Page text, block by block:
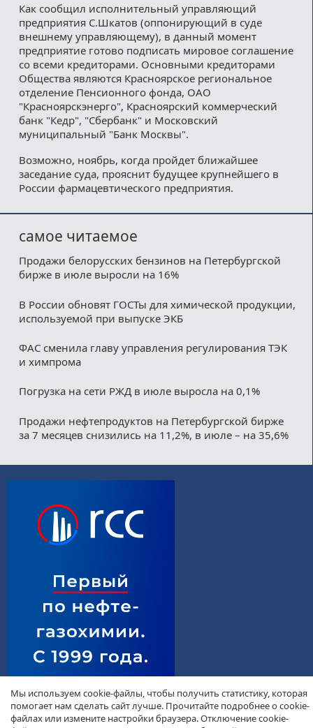
Как сообщил исполнительный управляющий
предприятия С.Шкатов (оппонирующий в суде
внешнему управляющему), в данный момент
предприятие готово подписать мировое соглашение
со всеми кредиторами. Основными кредиторами
Общества являются Красноярское региональное
отделение Пенсионного фонда, ОАО
"Красноярскэнерго", Красноярский коммерческий
банк "Кедр", "Сбербанк" и Московский
муниципальный "Банк Москвы".
Возможно, ноябрь, когда пройдет ближайшее
заседание суда, прояснит будущее крупнейшего в
России фармацевтического предприятия.
самое читаемое
Продажи белорусских бензинов на Петербургской
бирже в июле выросли на 16%
В России обновят ГОСТы для химической продукции,
используемой при выпуске ЭКБ
ФАС сменила главу управления регулирования ТЭК
и химпрома
Погрузка на сети РЖД в июле выросла на 0,1%
Продажи нефтепродуктов на Петербургской бирже
за 7 месяцев снизились на 11,2%, в июле – на 35,6%
Мы используем cookie-файлы, чтобы получить статистику, которая
помогает нам сделать сайт лучше. Прочитайте подробнее о cookie-
файлах или измените настройки браузера. Отключение cookie-